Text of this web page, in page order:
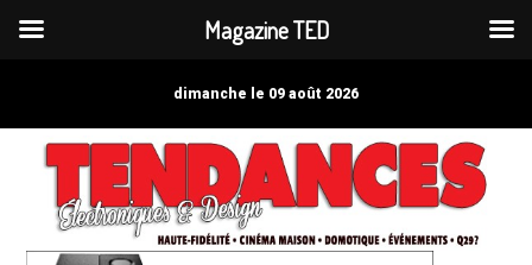
dimanche le 09 août 2026
Magazine TED